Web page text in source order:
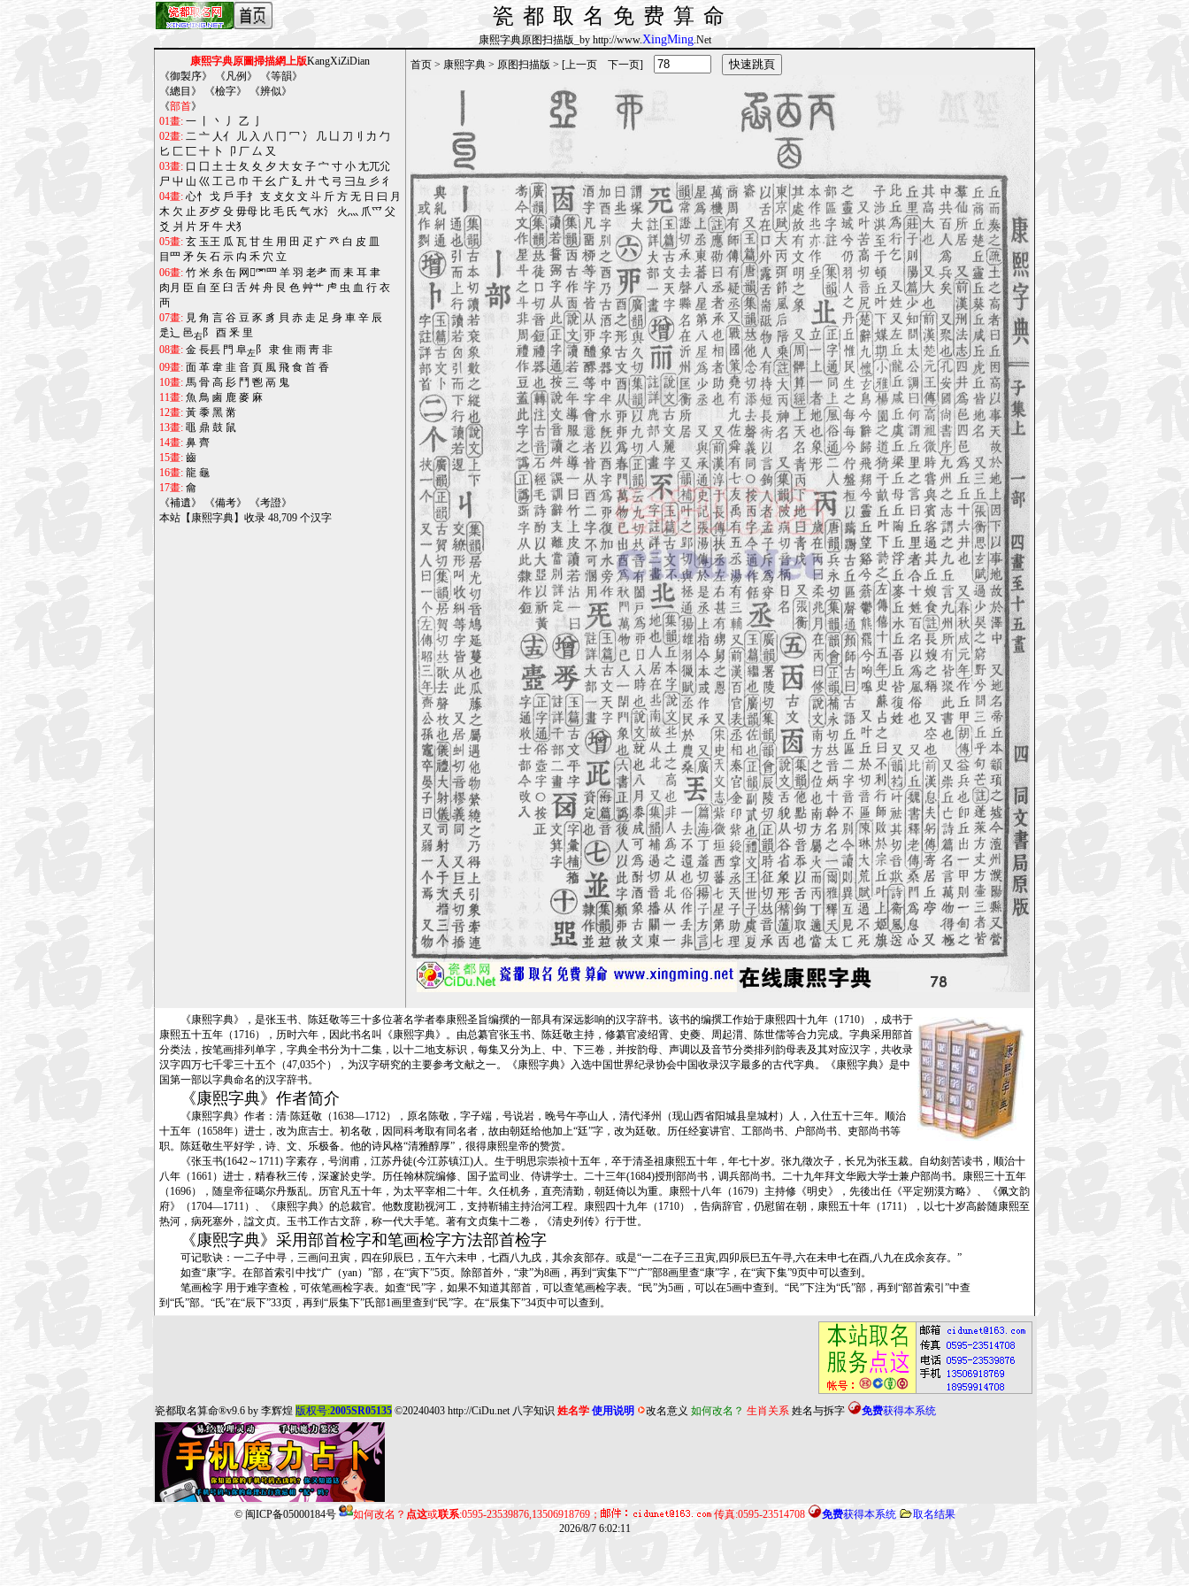
瓷都取名免费算命
康熙字典原图扫描版_by http://www.XingMing.Net
康熙字典原圖掃描網上版KangXiZiDian
《御製序》 《凡例 》 《等韻》
《總目 》 《檢字》 《辨似》
《部首》
01畫: 一 丶 丿 乙
02畫: 二 亠 人亻 儿 入 八 冂 冖 冫 几 凵 刀刂 力 勹
匕 匚 匸 十 卜 卩 厂 厶 又
03畫: 口 囗 土 士 夂 夊 夕 大 女 子 宀 寸 小 尢兀尣
尸 屮 山 巛 工 己 巾 干 幺 广 廴 廾 弋 弓 彐彑 彡 彳
04畫: 心忄 戈 戶 手扌 支 攴攵 文 斗 斤 方 无 日 曰 月
木 欠 止 歹歺 殳 毋母 比 毛 氏 气 水氵 火灬 爪爫 父
爻 爿 片 牙 牛 犬犭
05畫: 玄 玉王 瓜 瓦 甘 生 用 田 疋 疒 癶 白 皮 皿
目罒 矛 矢 石 示 禸 禾 穴 立
06畫: 竹 米 糸 缶 网罓罒 羊 羽 老耂 而 耒 耳 聿
肉月 臣 自 至 臼 舌 舛 舟 艮 色 艸艹 虍 虫 血 行 衣
襾
07畫: 見 角 言 谷 豆 豕 豸 貝 赤 走 足 身 車 辛 辰
辵辶
邑右阝 酉 釆 里
08畫: 金 長镸 門 阜左阝 隶 隹 雨 靑 非
09畫: 面 革 韋 韭 音 頁 風 飛 食 首 香
10畫: 馬 骨 高 髟 鬥 鬯 鬲 鬼
11畫: 魚 鳥 鹵 鹿 麥 麻
12畫: 黃 黍 黑 黹
13畫: 黽 鼎 鼓 鼠
14畫: 鼻 齊
15畫: 齒
16畫: 龍 龜
17畫: 龠
《補遺》 《備考》 《考證》
本站【康熙字典】收录 48,709 个汉字
首页 > 康熙字典 > 原图扫描版 > [上一页 下一页]
《康熙字典》，是张玉书、陈廷敬等三十多位著名学者奉康熙圣旨编撰的一部具有深远影响的汉字辞书。该书的编撰工作始于康熙四十九年（1710），成书于
康熙五十五年（1716），历时六年，因此书名叫《康熙字典》。由总纂官张玉书、陈廷敬主持，修纂官凌绍霄、史夔、周起渭、陈世儒等合力完成。字典采用部首
分类法，按笔画排列单字，字典全书分为十二集，以十二地支标识，每集又分为上、中、下三卷，并按韵母、声调以及音节分类排列韵母表及其对应汉字，共收录
汉字四万七千零三十五个（47,035个），为汉字研究的主要参考文献之一。《康熙字典》入选中国世界纪录协会中国收录汉字最多的古代字典。《康熙字典》是中
国第一部以字典命名的汉字辞书。
《康熙字典》作者简介
《康熙字典》作者：清·陈廷敬（1638—1712），原名陈敬，字子端，号说岩，晚号午亭山人，清代泽州（现山西省阳城县皇城村）人，入仕五十三年。顺治
十五年（1658年）进士，改为庶吉士。初名敬，因同科考取有同名者，故由朝廷给他加上“廷”字，改为廷敬。历任经宴讲官、工部尚书、户部尚书、吏部尚书等
职。陈廷敬生平好学，诗、文、乐极备。他的诗风格“清雅醇厚”，很得康熙皇帝的赞赏。
《张玉书(1642～1711) 字素存，号润甫，江苏丹徒(今江苏镇江)人。生于明思宗崇祯十五年，卒于清圣祖康熙五十年，年七十岁。张九徵次子，长兄为张玉裁。自幼刻苦读书，顺治十
八年（1661）进士，精春秋三传，深邃於史学。历任翰林院编修、国子监司业、侍讲学士。二十三年(1684)授刑部尚书，调兵部尚书。二十九年拜文华殿大学士兼户部尚书。康熙三十五年
（1696），随皇帝征噶尔丹叛乱。历官凡五十年，为太平宰相二十年。久任机务，直亮清勤，朝廷倚以为重。康熙十八年（1679）主持修《明史》，先後出任《平定朔漠方略》、《佩文韵
府》（1704—1711）、《康熙字典》的总裁官。他数度勘视河工，支持靳辅主持治河工程。康熙四十九年（1710），告病辞官，仍慰留在朝，康熙五十年（1711），以七十岁高龄随康熙至
热河，病死塞外，諡文贞。玉书工作古文辞，称一代大手笔。著有文贞集十二卷，《清史列传》行于世。
《康熙字典》采用部首检字和笔画检字方法部首检字
可记歌诀：一二子中寻，三画问丑寅，四在卯辰巳，五午六未申，七酉八九戌，其余亥部存。或是“一二在子三丑寅,四卯辰巳五午寻,六在未申七在酉,八九在戌余亥存。”
如查“康”字。在部首索引中找“广（yan）”部，在“寅下”5页。除部首外，“隶”为8画，再到“寅集下”“广”部8画里查“康”字，在“寅下集”9页中可以查到。
笔画检字 用于难字查检，可依笔画检字表。如查“民”字，如果不知道其部首，可以查笔画检字表。“民”为5画，可以在5画中查到。“民”下注为“氏”部，再到“部首索引”中查
到“氏”部。“氏”在“辰下”33页，再到“辰集下”氏部1画里查到“民”字。在“辰集下”34页中可以查到。
瓷都取名算命®v9.6 by 李辉煌 版权号:2005SR05135©20240403 http://CiDu.net 八字知识 姓名学 使用说明 改名意义 如何改名？ 生肖关系 姓名与拆字 免费获得本系统
© 闽ICP备05000184号 如何改名？ 点这或联系:0595-23539876,13506918769； 传真:0595-23514708 免费获得本系统
取名结果
2026/8/7 6:02:11